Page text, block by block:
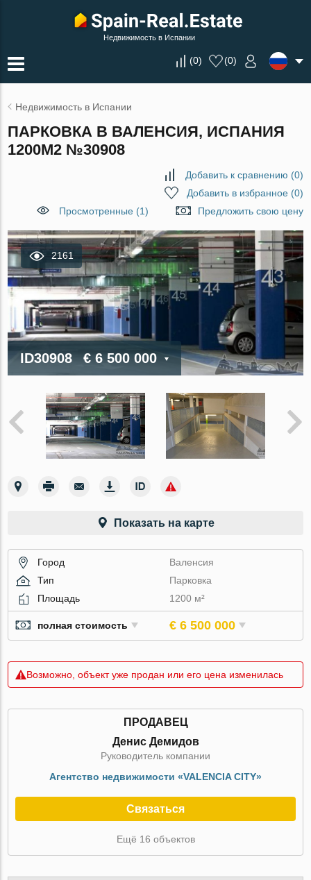
Недвижимость в Испании
(0) (0)
Недвижимость в Испании
ПАРКОВКА В ВАЛЕНСИЯ, ИСПАНИЯ
1200М2 №30908
Добавить к сравнению (0)
Добавить в избранное(0)
Просмотренные (1)
Предложить свою цену
2161
ID30908 € 6 500 000
Показать на карте
Город
Валенсия
Тип
Парковка
Площадь
1200 м²
полная стоимость € 6 500 000
Возможно, объект уже продан или его цена изменилась
ПРОДАВЕЦ
Денис Демидов
Руководитель компании
Агентство недвижимости «VALENCIA CITY»
Связаться
Ещё 16 объектов